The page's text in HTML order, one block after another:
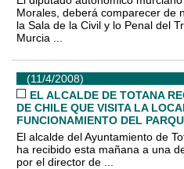
Morales, deberá comparecer de
la Sala de la Civil y lo Penal del
Murcia ...
(11/4/2008)
EL ALCALDE DE TOTANA
DE CHILE QUE VISITA LA
FUNCIONAMIENTO DEL
El alcalde del Ayuntamiento de
ha recibido esta mañana a una
por el director de ...